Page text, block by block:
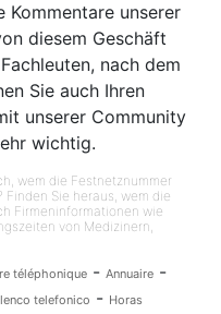
Kommentare unserer
diesem Geschäft
nach dem
Sie auch Ihren
unserer Community
wichtig.
wem die Festnetznummer
Sie heraus, wem die
Firmeninformationen wie
von Medizinern,
téléphonique - Annuaire -
telefonico - Horas